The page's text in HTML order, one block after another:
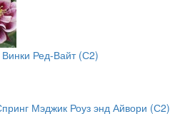
Ред-Вайт (С2)